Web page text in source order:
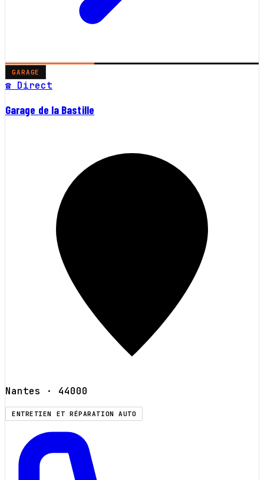
GARAGE
☎ Direct
Garage de la Bastille
Nantes · 44000
ENTRETIEN ET RÉPARATION AUTO